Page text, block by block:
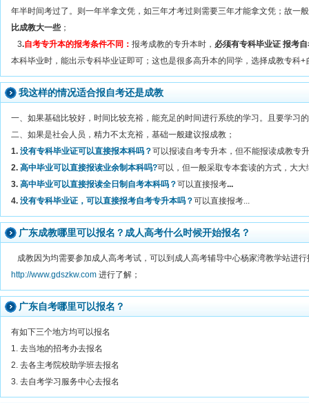
年半时间考过了。则一年半拿文凭，如三年才考过则需要三年才能拿文凭；故一
比成教大一些；
3.自考专升本的报考条件不同： 报考成教的专升本时， 必须有专科毕业证 报考
本科毕业时，能出示专科毕业证即可；这也是很多高升本的同学，选择成教专科
我这样的情况适合报自考还是成教
一、如果基础比较好，时间比较充裕，能充足的时间进行系统的学习。且要学习
二、如果是社会人员，精力不太充裕，基础一般建议报成教；
1. 没有专科毕业证可以直接报本科吗？可以报读自考专升本，但不能报读成教专
2. 高中毕业可以直接报读业余制本科吗?可以，但一般采取专本套读的方式，大大
3. 高中毕业可以直接报读全日制自考本科吗？可以直接报考...
4. 没有专科毕业证，可以直接报考自考专升本吗？可以直接报考...
广东成教哪里可以报名？成人高考什么时候开始报名？
成教因为均需要参加成人高考考试，可以到成人高考辅导中心杨家湾教学站进
http://www.gdszkw.com 进行了解；
广东自考哪里可以报名？
有如下三个地方均可以报名
1. 去当地的招考办去报名
2. 去各主考院校助学班去报名
3. 去自考学习服务中心去报名